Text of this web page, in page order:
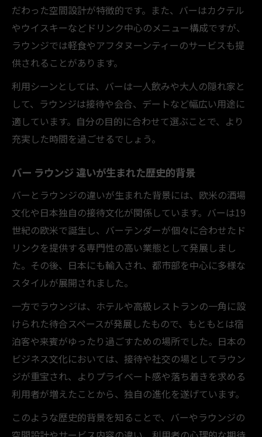
バー ラウンジ 女の子との会話を楽しむコツ
だわった空間設計が特徴的です。また、バーはカクテル
やウイスキーなどドリンク中心のメニュー構成ですが、
ラウンジでは軽食やアフタヌーンティーのサービスも提
供されることがあります。
利用シーンとしては、バーは一人飲みや大人の隠れ家と
して、ラウンジは接待や会合、デートなど幅広い用途に
適しています。自分の目的に合わせて選ぶことで、より
充実した時間を過ごせるでしょう。
バー ラウンジ 違いが生まれた歴史的背景
バーとラウンジの違いが生まれた背景には、欧米の酒場
文化や日本独自の接待文化が関係しています。バーは19
世紀の欧米で誕生し、バーテンダーが個々に合わせたド
リンクを提供する専門性の高い業態として発展しまし
た。その後、日本にも輸入され、都市部を中心に多様な
スタイルが展開されました。
一方でラウンジは、ホテルや高級レストランの一角に設
けられた待合スペースが発展したもので、もともとは宿
泊客や来賓がゆったり過ごすための場所でした。日本の
ビジネス文化においては、接待や社交の場としてラウン
ジが重宝され、よりプライベート感や落ち着きを求める
利用者が増えたことから、独自の進化を遂げています。
このような歴史的背景を知ることで、バーやラウンジの